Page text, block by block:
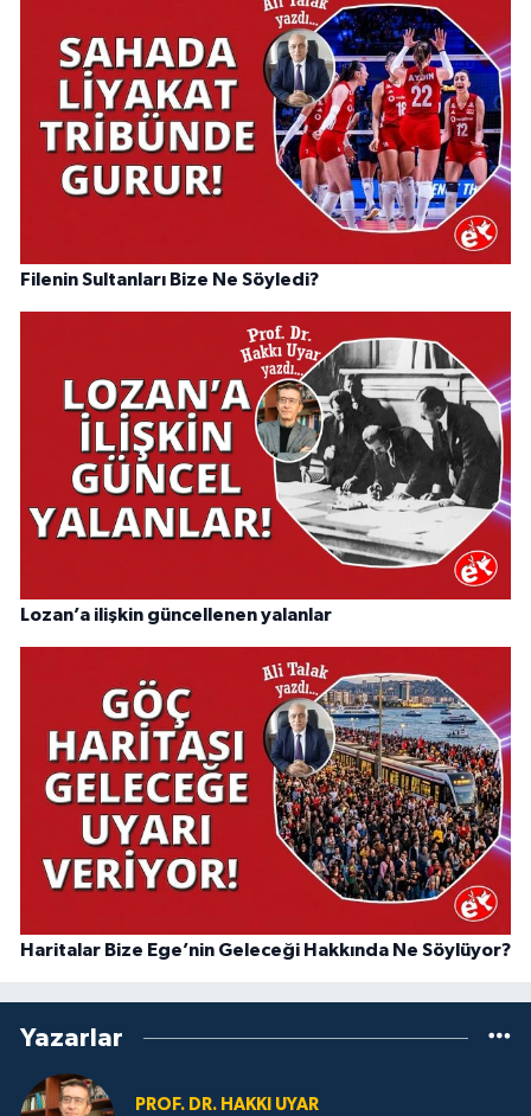
Filenin Sultanları Bize Ne Söyledi?
Lozan’a ilişkin güncellenen yalanlar
Haritalar Bize Ege’nin Geleceği Hakkında Ne Söylüyor?
Yazarlar
PROF. DR. HAKKI UYAR